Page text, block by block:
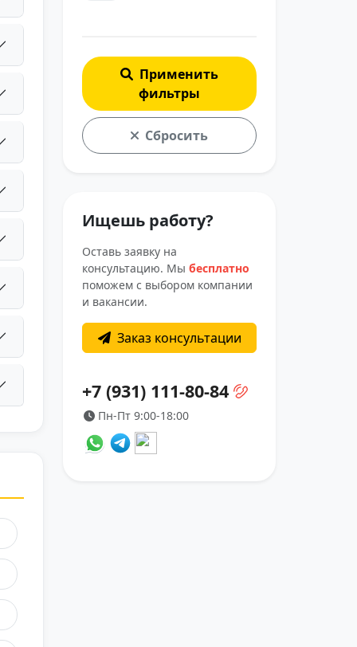
Применить
фильтры
Сбросить
Ищешь работу?
Оставь заявку на
консультацию. Мы бесплатно
поможем с выбором компании
и вакансии.
Заказ консультации
+7 (931) 111-80-84
Пн-Пт 9:00-18:00